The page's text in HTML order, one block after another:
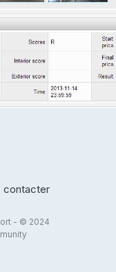
contacter
- © 2024